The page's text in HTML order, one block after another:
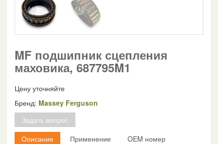
MF подшипник сцепления
маховика, 687795M1
Цену уточняйте
Бренд: Massey Ferguson
Задать вопрос
Описание
Применение
OEM номер